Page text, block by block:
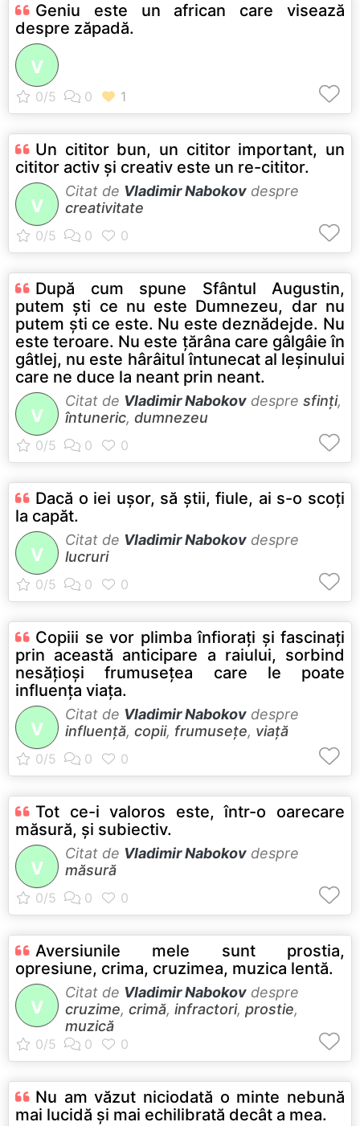
Geniu este un african care visează
despre zăpadă.
V
Un cititor bun, un cititor important, un
cititor activ şi creativ este un re-cititor.
V
Citat de Vladimir Nabokov despre
creativitate
După cum spune Sfântul Augustin,
putem şti ce nu este Dumnezeu, dar nu
putem şti ce este. Nu este deznădejde. Nu
este teroare. Nu este ţărâna care gâlgâie în
gâtlej, nu este hârâitul întunecat al leşinului
care ne duce la neant prin neant.
V
Citat de Vladimir Nabokov despre sfinți,
întuneric, dumnezeu
Dacă o iei uşor, să ştii, fiule, ai s-o scoţi
la capăt.
V
Citat de Vladimir Nabokov despre
lucruri
Copiii se vor plimba înfioraţi şi fascinaţi
prin această anticipare a raiului, sorbind
nesăţioşi frumuseţea care le poate
influenţa viaţa.
V
Citat de Vladimir Nabokov despre
influență, copii, frumusețe, viață
Tot ce-i valoros este, într-o oarecare
măsură, şi subiectiv.
V
Citat de Vladimir Nabokov despre
măsură
Aversiunile mele sunt prostia,
opresiune, crima, cruzimea, muzica lentă.
V
Citat de Vladimir Nabokov despre
cruzime, crimă, infractori, prostie,
muzică
Nu am văzut niciodată o minte nebună
mai lucidă şi mai echilibrată decât a mea.